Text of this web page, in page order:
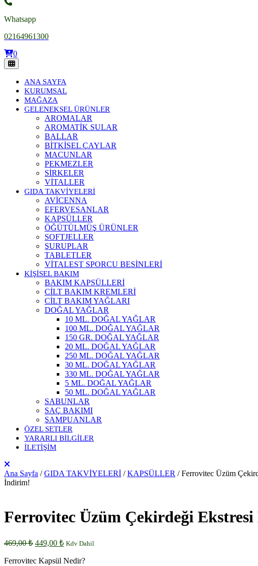
Whatsapp
02164961300
0
ANA SAYFA
KURUMSAL
MAĞAZA
GELENEKSEL ÜRÜNLER
AROMALAR
AROMATİK SULAR
BALLAR
BİTKİSEL ÇAYLAR
MACUNLAR
PEKMEZLER
SİRKELER
VİTALLER
GIDA TAKVİYELERİ
AVİCENNA
EFERVESANLAR
KAPSÜLLER
ÖĞÜTÜLMÜŞ ÜRÜNLER
SOFTJELLER
ŞURUPLAR
TABLETLER
VİTALEST SPORCU BESİNLERİ
KİŞİSEL BAKIM
BAKIM KAPSÜLLERİ
CİLT BAKIM KREMLERİ
CİLT BAKIM YAĞLARI
DOĞAL YAĞLAR
10 ML. DOĞAL YAĞLAR
100 ML. DOĞAL YAĞLAR
150 GR. DOĞAL YAĞLAR
20 ML. DOĞAL YAĞLAR
250 ML. DOĞAL YAĞLAR
30 ML. DOĞAL YAĞLAR
330 ML. DOĞAL YAĞLAR
5 ML. DOĞAL YAĞLAR
50 ML. DOĞAL YAĞLAR
SABUNLAR
SAÇ BAKIMI
ŞAMPUANLAR
ÖZEL SETLER
YARARLI BİLGİLER
İLETİŞİM
Ana Sayfa /GIDA TAKVİYELERİ /KAPSÜLLER / Ferrovitec Üzüm
İndirim!
Ferrovitec Üzüm Çekirdeği
469,00₺ Orijinal
469,00 ₺.
449,00 ₺Şu
fiyat:
Kdv Dahil
Ferrovitec Kapsül Nedir?